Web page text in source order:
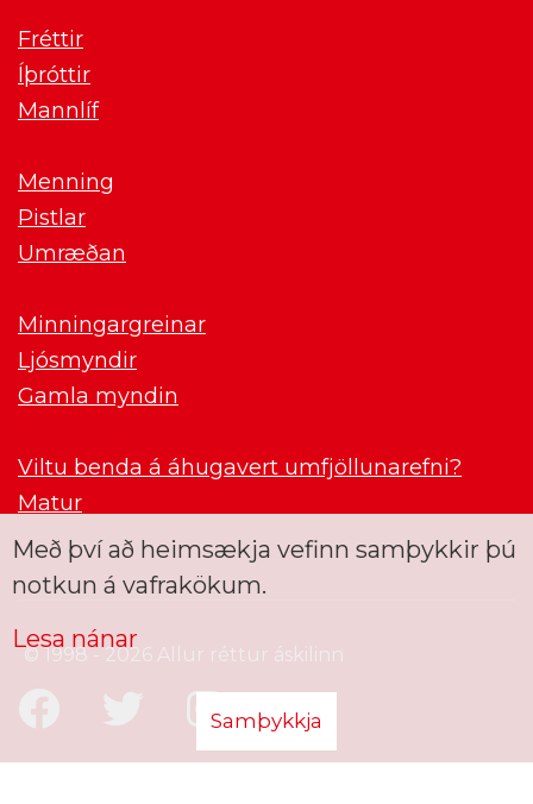
Fréttir
Íþróttir
Mannlíf
Menning
Pistlar
Umræðan
Minningargreinar
Ljósmyndir
Gamla myndin
Viltu benda á áhugavert umfjöllunarefni?
Matur
© 1998 - 2026 Allur réttur áskilinn
Með því að heimsækja vefinn samþykkir þú
notkun á vafrakökum.
Lesa nánar
Samþykkja